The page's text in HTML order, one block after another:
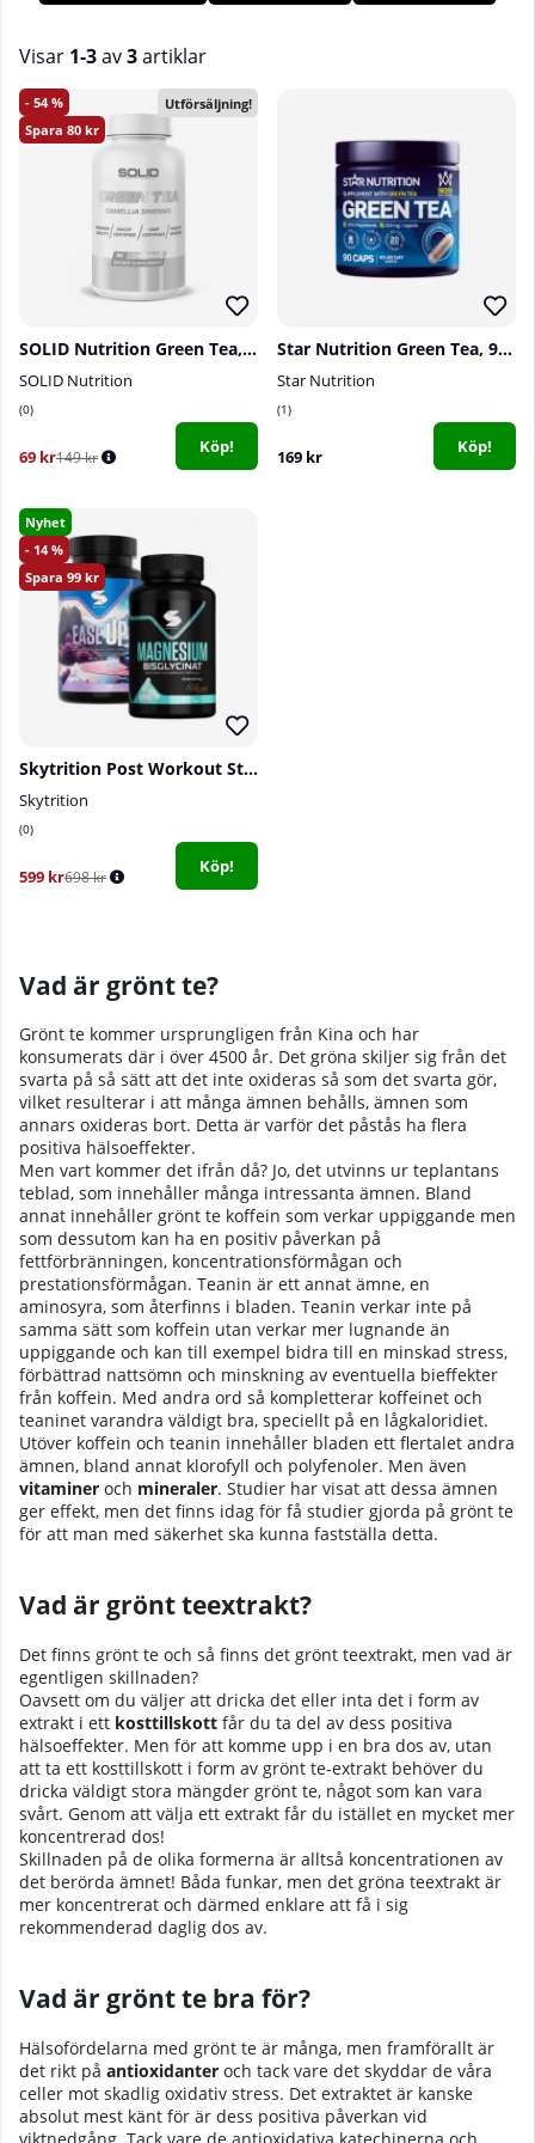
Tillskottsbolaget!
Visar 1-3av3artiklar
Produkter
54
80
Utförsäljning!
SOLID Nutrition Green Tea, 90 caps
SOLID Nutrition
0
69 kr149 kr
Köp!
Star Nutrition Green Tea, 90 caps
Star Nutrition
1
169 kr Köp!
Nyhet
14
99
Skytrition Post Workout Stack
Skytrition
0
599 kr698 kr
Köp!
Vad är grönt te?
Grönt te kommer ursprungligen från Kina och har
konsumerats där i över 4500 år. Det gröna skiljer sig från det
svarta på så sätt att det inte oxideras så som det svarta gör,
vilket resulterar i att många ämnen behålls, ämnen som
annars oxideras bort. Detta är varför det påstås ha flera
positiva hälsoeffekter.
Men vart kommer det ifrån då? Jo, det utvinns ur teplantans
teblad, som innehåller många intressanta ämnen. Bland
annat innehåller grönt te koffein som verkar uppiggande men
som dessutom kan ha en positiv påverkan på
fettförbränningen, koncentrationsförmågan och
prestationsförmågan. Teanin är ett annat ämne, en
aminosyra, som återfinns i bladen. Teanin verkar inte på
samma sätt som koffein utan verkar mer lugnande än
uppiggande och kan till exempel bidra till en minskad stress,
förbättrad nattsömn och minskning av eventuella bieffekter
från koffein. Med andra ord så kompletterar koffeinet och
teaninet varandra väldigt bra, speciellt på en lågkaloridiet.
Utöver koffein och teanin innehåller bladen ett flertalet andra
ämnen, bland annat klorofyll och polyfenoler. Men även
vitaminer och mineraler. Studier har visat att dessa ämnen
ger effekt, men det finns idag för få studier gjorda på grönt te
för att man med säkerhet ska kunna fastställa detta.
Vad är grönt teextrakt?
Det finns grönt te och så finns det grönt teextrakt, men vad är
egentligen skillnaden?
Oavsett om du väljer att dricka det eller inta det i form av
extrakt i ett kosttillskott får du ta del av dess positiva
hälsoeffekter. Men för att komme upp i en bra dos av, utan
att ta ett kosttillskott i form av grönt te-extrakt behöver du
dricka väldigt stora mängder grönt te, något som kan vara
svårt. Genom att välja ett extrakt får du istället en mycket mer
koncentrerad dos!
Skillnaden på de olika formerna är alltså koncentrationen av
det berörda ämnet! Båda funkar, men det gröna teextrakt är
mer koncentrerat och därmed enklare att få i sig
rekommenderad daglig dos av.
Vad är grönt te bra för?
Hälsofördelarna med grönt te är många, men framförallt är
det rikt på antioxidanter och tack vare det skyddar de våra
celler mot skadlig oxidativ stress. Det extraktet är kanske
absolut mest känt för är dess positiva påverkan vid